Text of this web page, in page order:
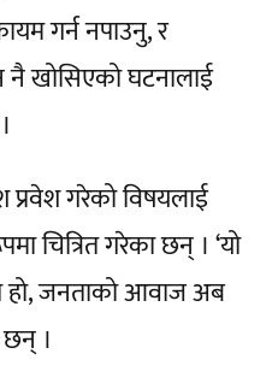
गर्न नपाउनु, र
खोसिएको घटनालाई
गरेको विषयलाई
चित्रित गरेका छन् । ‘यो
जनताको आवाज अब
।